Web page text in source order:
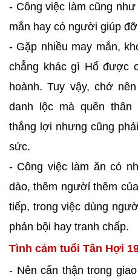
- Công việc làm cũng
mắn hay có người giúp
- Gặp nhiều may mắn,
chẳng khác gì Hổ được
hoành. Tuy vậy, chớ
danh lộc mà quên
thắng lợi nhưng cũng
sức.
- Công việc làm ăn có
dào, thêm ngườỉ thêm
tiếp, trong việc dùng
phản bội hay tranh chấp.
Tình cảm tuổi Tân Hợi
- Nên cẩn thận trong